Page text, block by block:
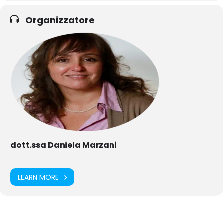
Organizzatore
dott.ssa Daniela Marzani
LEARN MORE